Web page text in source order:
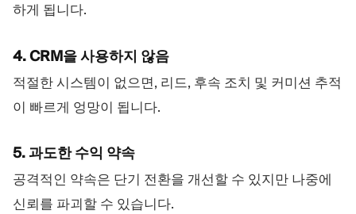
하게 됩니다.
4. CRM을 사용하지 않음
적절한 시스템이 없으면, 리드, 후속 조치 및 커미션 추적
이 빠르게 엉망이 됩니다.
5. 과도한 수익 약속
공격적인 약속은 단기 전환을 개선할 수 있지만 나중에
신뢰를 파괴할 수 있습니다.